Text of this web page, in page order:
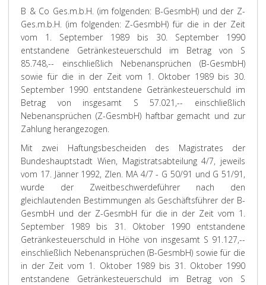
B & Co Ges.m.b.H. (im folgenden: B-GesmbH) und der Z-
Ges.m.b.H. (im folgenden: Z-GesmbH) für die in der Zeit
vom 1. September 1989 bis 30. September 1990
entstandene Getränkesteuerschuld im Betrag von S
85.748,-- einschließlich Nebenansprüchen (B-GesmbH)
sowie für die in der Zeit vom 1. Oktober 1989 bis 30.
September 1990 entstandene Getränkesteuerschuld im
Betrag von insgesamt S 57.021,-- einschließlich
Nebenansprüchen (Z-GesmbH) haftbar gemacht und zur
Zahlung herangezogen.
Mit zwei Haftungsbescheiden des Magistrates der
Bundeshauptstadt Wien, Magistratsabteilung 4/7, jeweils
vom 17. Jänner 1992, Zlen. MA 4/7 - G 50/91 und G 51/91,
wurde der Zweitbeschwerdeführer nach den
gleichlautenden Bestimmungen als Geschäftsführer der B-
GesmbH und der Z-GesmbH für die in der Zeit vom 1.
September 1989 bis 31. Oktober 1990 entstandene
Getränkesteuerschuld in Höhe von insgesamt S 91.127,--
einschließlich Nebenansprüchen (B-GesmbH) sowie für die
in der Zeit vom 1. Oktober 1989 bis 31. Oktober 1990
entstandene Getränkesteuerschuld im Betrag von S